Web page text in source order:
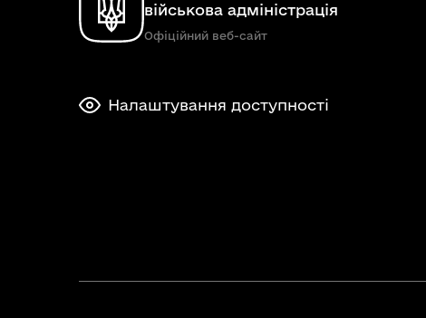
військова адміністрація
Офіційний веб-сайт
Налаштування доступності